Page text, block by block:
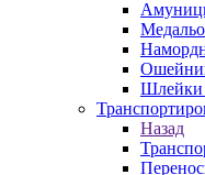
Шлейки
Назад